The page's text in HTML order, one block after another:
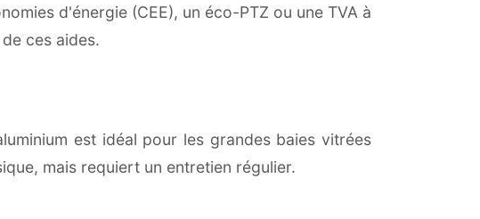
d'énergie (CEE), un éco-PTZ ou une TVA à
ces aides.
est idéal pour les grandes baies vitrées
mais requiert un entretien régulier.